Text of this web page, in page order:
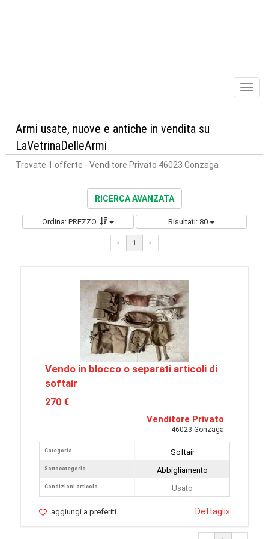
Armi usate, nuove e antiche in vendita su
LaVetrinaDelleArmi
Trovate 1 offerte - Venditore Privato 46023 Gonzaga
RICERCA AVANZATA
Ordina: PREZZO Risultati: 80
« 1 «
Vendo in blocco o separati articoli di
softair
270 €
Venditore Privato
46023 Gonzaga
Categoria
Sottocategoria
Condizioni articolo
Softair
Abbigliamento
Usato
aggiungi a preferiti Dettagli»